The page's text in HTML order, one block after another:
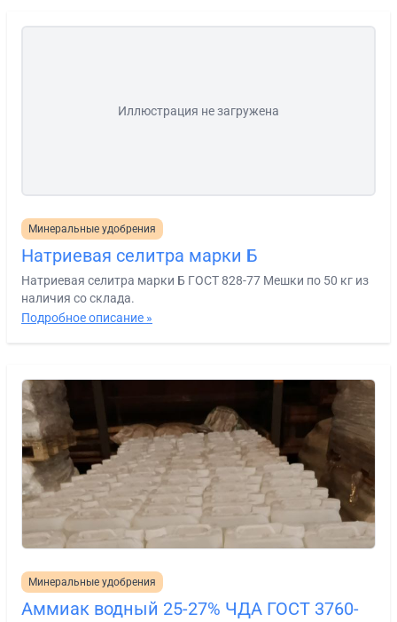
Иллюстрация не загружена
Минеральные удобрения
Натриевая селитра марки Б
Натриевая селитра марки Б ГОСТ 828-77 Мешки по 50 кг из
наличия со склада.
Подробное описание »
Минеральные удобрения
Аммиак водный 25-27% ЧДА ГОСТ 3760-